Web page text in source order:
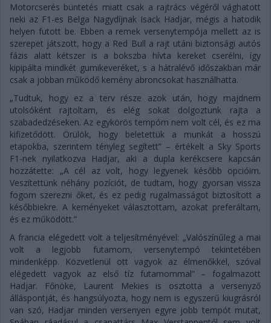
Motorcserés büntetés miatt csak a rajtrács végéről vághatott
neki az F1-es Belga Nagydíjnak Isack Hadjar, mégis a hatodik
helyen futott be. Ebben a remek versenytempója mellett az is
szerepet játszott, hogy a Red Bull a rajt utáni biztonsági autós
fázis alatt kétszer is a bokszba hívta kereket cserélni, így
kipipálta mindkét gumikeveréket, s a hátralévő időszakban már
csak a jobban működő kemény abroncsokat használhatta.
„Tudtuk, hogy ez a terv része azok után, hogy majdnem
utolsóként rajtoltam, és elég sokat dolgoztunk rajta a
szabadedzéseken. Az egykörös tempóm nem volt cél, és ez ma
kifizetődött. Örülök, hogy beletettük a munkát a hosszú
etapokba, szerintem tényleg segített” – értékelt a Sky Sports
F1-nek nyilatkozva Hadjar, aki a dupla kerékcsere kapcsán
hozzátette: „A cél az volt, hogy legyenek később opcióim.
Veszítettünk néhány pozíciót, de tudtam, hogy gyorsan vissza
fogom szerezni őket, és ez pedig rugalmasságot biztosított a
későbbiekre. A keményeket választottam, azokat preferáltam,
és ez működött.”
A francia elégedett volt a teljesítményével: „Valószínűleg a mai
volt a legjobb futamom, versenytempó tekintetében
mindenképp. Közvetlenül ott vagyok az élmenőkkel, szóval
elégedett vagyok az első tíz futamommal” – fogalmazott
Hadjar. Főnöke, Laurent Mekies is osztotta a versenyző
álláspontját, és hangsúlyozta, hogy nem is egyszerű kiugrásról
van szó, Hadjar minden versenyen egyre jobb tempót mutat,